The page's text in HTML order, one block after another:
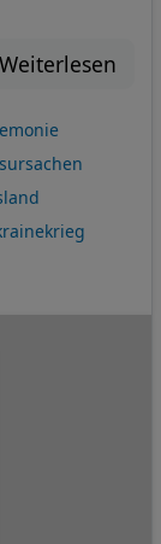
Weiterlesen